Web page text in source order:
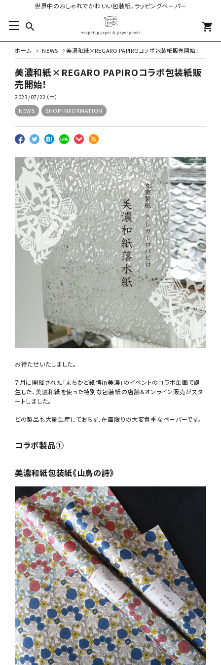
世界中のおしゃれでかわいい包装紙、ラッピングペーパー
search shopping_cart
ホーム NEWS 美濃和紙×REGARO PAPIROコラボ包装紙販売開始！
美濃和紙×REGARO PAPIROコラボ包装紙販
売開始！
2023/07/22（土）
NEWS
SHOP INFORMATION
お待たせいたしました。
７月に開催された「まちかど紙博in美濃」のイベントのコラボ企画で誕
生した、美濃和紙を使った特別な包装紙の店舗&オンライン販売がスタ
ートしました。
どの製品も大量生産しておらず、在庫限りの大変貴重なペーパーです。
コラボ製品①
美濃和紙包装紙《山鳥の詩》